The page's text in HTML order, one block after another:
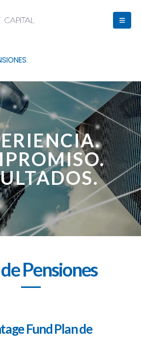
Pensiones
Fund Plan de